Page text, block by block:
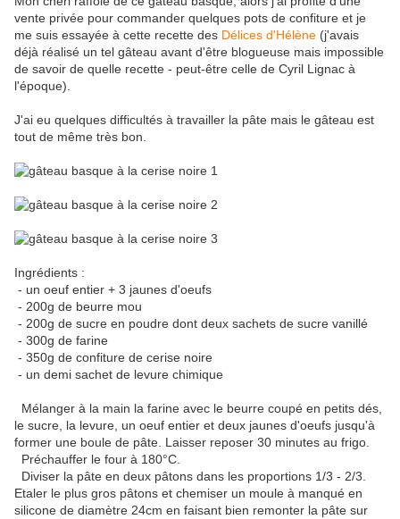
vente privée pour commander quelques pots de confiture et je
me suis essayée à cette recette des Délices d'Hélène (j'avais
déjà réalisé un tel gâteau avant d'être blogueuse mais impossible
de savoir de quelle recette - peut-être celle de Cyril Lignac à
l'époque).
J'ai eu quelques difficultés à travailler la pâte mais le gâteau est
tout de même très bon.
Ingrédients :
- un oeuf entier + 3 jaunes d'oeufs
- 200g de beurre mou
- 200g de sucre en poudre dont deux sachets de sucre vanillé
- 300g de farine
- 350g de confiture de cerise noire
- un demi sachet de levure chimique
Mélanger à la main la farine avec le beurre coupé en petits dés,
le sucre, la levure, un oeuf entier et deux jaunes d'oeufs jusqu'à
former une boule de pâte. Laisser reposer 30 minutes au frigo.
Préchauffer le four à 180°C.
Diviser la pâte en deux pâtons dans les proportions 1/3 - 2/3.
Etaler le plus gros pâtons et chemiser un moule à manqué en
silicone de diamètre 24cm en faisant bien remonter la pâte sur